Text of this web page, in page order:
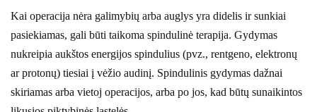
Kai operacija nėra galimybių arba auglys yra didelis ir sunkiai
pasiekiamas, gali būti taikoma spindulinė terapija. Gydymas
nukreipia aukštos energijos spindulius (pvz., rentgeno, elektronų
ar protonų) tiesiai į vėžio audinį. Spindulinis gydymas dažnai
skiriamas arba vietoj operacijos, arba po jos, kad būtų sunaikintos